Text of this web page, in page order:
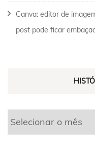
Canva: editor de
post pode ficar